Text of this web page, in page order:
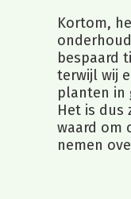
Kortom,
bespaard
terwijl wij
planten in
Het is dus
waard om
nemen